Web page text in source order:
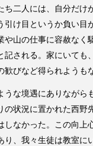
ち二人には、自分だけ
引け目というか負い目
や山の仕事に容赦なく
記される。家にいても
歓びなど得られようも
うな境遇にありながら
の状況に置かれた西野
しなかった。この向上
り、我々生徒は教室に